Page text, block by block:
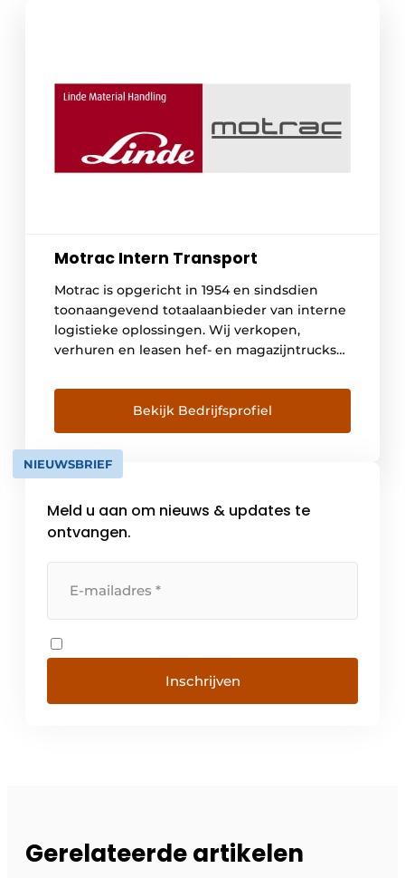
Motrac Intern Transport
Motrac is opgericht in 1954 en sindsdien
toonaangevend totaalaanbieder van interne
logistieke oplossingen. Wij verkopen,
verhuren en leasen hef- en magazijntrucks
adviseren en verzorgen we de engineering
voor geautomatiseerde warehousetrucks en
een 24/7 onderhoudsservice. Hiermee
bieden we een one-stop-shop aanbod in
logistieke oplossingen gecombineerd met
Bekijk Bedrijfsprofiel
NIEUWSBRIEF
Meld u aan om nieuws & updates te
ontvangen.
Inschrijven
Gerelateerde artikelen